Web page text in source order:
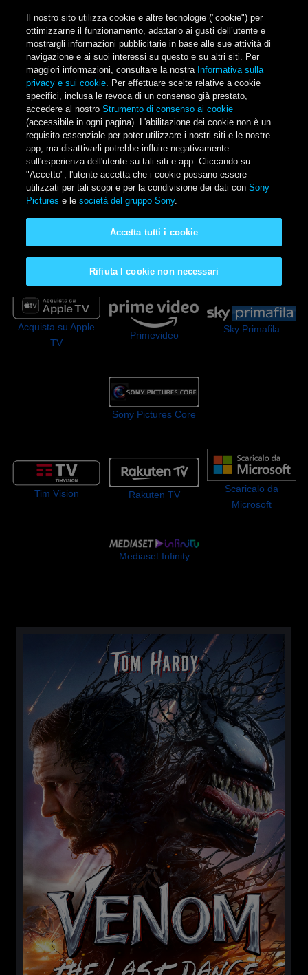
Il nostro sito utilizza cookie e altre tecnologie ("cookie") per
ottimizzarne il funzionamento, adattarlo ai gusti dell’utente e
mostrargli informazioni pubblicitarie in base alle sue attività di
navigazione e ai suoi interessi su questo e su altri siti. Per
maggiori informazioni, consultare la nostra Informativa sulla
privacy e sui cookie. Per effettuare scelte relative a cookie
specifici, inclusa le revoca di un consenso già prestato,
accedere al nostroStrumento di consenso ai cookie
(accessibile in ogni pagina). L'abilitazione dei cookie non è un
requisito essenziale per poter utilizzare i nostri siti e le nostre
app, ma disattivarli potrebbe influire negativamente
sull'esperienza dell'utente su tali siti e app. Cliccando su
"Accetto", l'utente accetta che i cookie possano essere
utilizzati per tali scopi e per la condivisione dei dati conSony
Pictures e lesocietà del gruppo Sony.
Rifiuta I cookie non necessari
Accetta tutti i cookie
Main Menu
Venom: The Last Dance
Disponibile a casa tua in acquisto o a noleggio
Acquista su Apple
TV
Primevideo
Sky Primafila
Sony Pictures Core
Tim Vision Rakuten TV
Scaricalo da
Microsoft
Mediaset Infinity